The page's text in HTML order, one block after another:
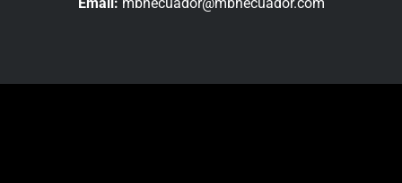
Email: mbnecuador@mbnecuador.com